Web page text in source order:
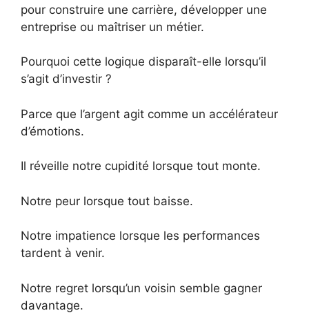
pour construire une carrière, développer une
entreprise ou maîtriser un métier.
Pourquoi cette logique disparaît-elle lorsqu’il
s’agit d’investir ?
Parce que l’argent agit comme un accélérateur
d’émotions.
Il réveille notre cupidité lorsque tout monte.
Notre peur lorsque tout baisse.
Notre impatience lorsque les performances
tardent à venir.
Notre regret lorsqu’un voisin semble gagner
davantage.